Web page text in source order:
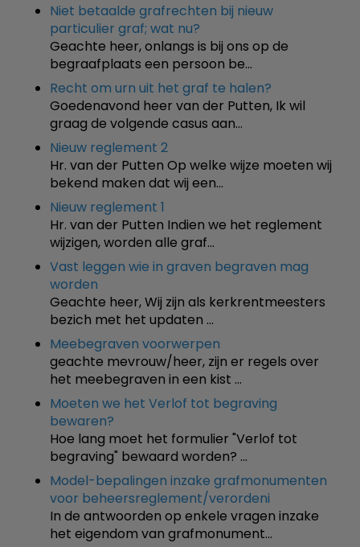
Niet betaalde grafrechten bij nieuw
particulier graf; wat nu?
Geachte heer, onlangs is bij ons op de
begraafplaats een persoon be…
Recht om urn uit het graf te halen?
Goedenavond heer van der Putten, Ik wil
graag de volgende casus aan…
Nieuw reglement 2
Hr. van der Putten Op welke wijze moeten wij
bekend maken dat wij een…
Nieuw reglement 1
Hr. van der Putten Indien we het reglement
wijzigen, worden alle graf…
Vast leggen wie in graven begraven mag
worden
Geachte heer, Wij zijn als kerkrentmeesters
bezich met het updaten …
Meebegraven voorwerpen
geachte mevrouw/heer, zijn er regels over
het meebegraven in een kist …
Moeten we het Verlof tot begraving
bewaren?
Hoe lang moet het formulier "Verlof tot
begraving" bewaard worden? …
Model-bepalingen inzake grafmonumenten
voor beheersreglement/verordeni
In de antwoorden op enkele vragen inzake
het eigendom van grafmonument…